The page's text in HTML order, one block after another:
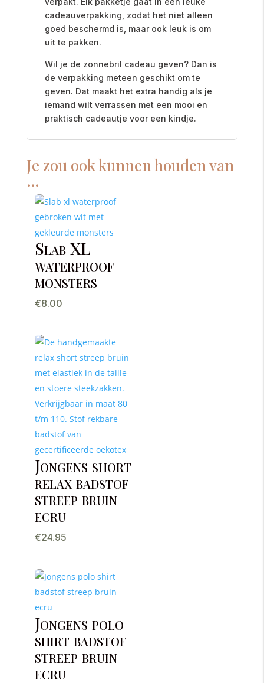
cadeauverpakking, zodat het niet alleen
goed beschermd is, maar ook leuk is om
uit te pakken.
Wil je de zonnebril cadeau geven? Dan is
de verpakking meteen geschikt om te
geven. Dat maakt het extra handig als je
iemand wilt verrassen met een mooi en
praktisch cadeautje voor een kindje.
Je zou ook kunnen houden van
…
Slab XL
waterproof
monsters
€8.00
Jongens short
relax badstof
streep bruin
ecru
€24.95
Jongens polo
shirt badstof
streep bruin
ecru